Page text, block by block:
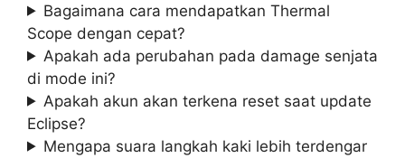
Bagaimana cara mendapatkan Thermal
Scope dengan cepat?
Apakah ada perubahan pada damage senjata
di mode ini?
Apakah akun akan terkena reset saat update
Eclipse?
Mengapa suara langkah kaki lebih terdengar